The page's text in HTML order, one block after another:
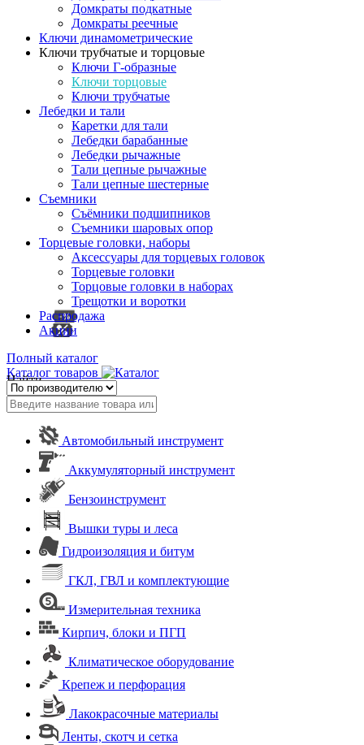
Домкраты подкатные
Домкраты реечные
Ключи динамометрические
Ключи трубчатые и торцовые
Ключи Г-образные
Ключи торцовые
Ключи трубчатые
Лебедки и тали
Каретки для тали
Лебедки барабанные
Лебедки рычажные
Тали цепные рычажные
Тали цепные шестерные
Съемники
Съёмники подшипников
Съемники шаровых опор
Торцевые головки, наборы
Аксессуары для торцевых головок
Торцевые головки
Торцовые головки в наборах
Трещотки и воротки
Распродажа
Акции
Полный каталог
Каталог товаров
Найти
Автомобильный инструмент
Аккумуляторный инструмент
Бензоинструмент
Вышки туры и леса
Гидроизоляция и битум
ГКЛ, ГВЛ и комплектующие
Измерительная техника
Кирпич, блоки и ПГП
Климатическое оборудование
Крепеж и перфорация
Лакокрасочные материалы
Ленты, скотч и сетка